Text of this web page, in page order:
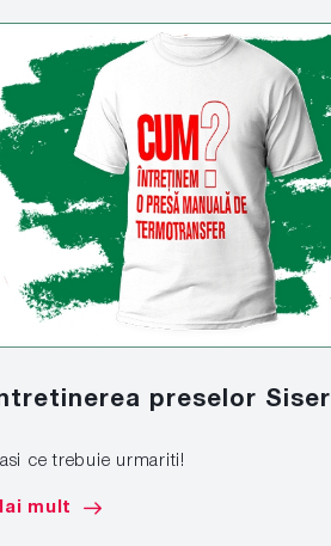
Intretinerea preselor Siser
ce trebuie urmariti!
mult